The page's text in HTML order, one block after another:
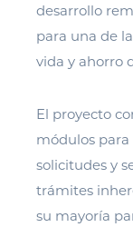
desarrollo
para una de
vida y ahorro
El proyecto
módulos
solicitudes y
trámites
su mayoría